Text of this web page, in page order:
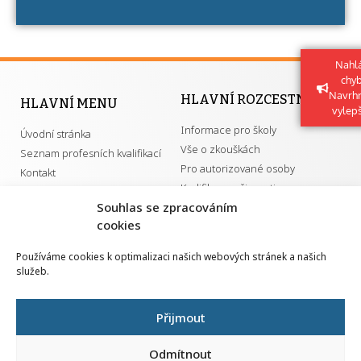
Souhlas se zpracováním
cookies
Používáme cookies k optimalizaci našich webových stránek a našich
služeb.
Přijmout
Odmítnout
HLAVNÍ MENU
Úvodní stránka
Seznam profesních kvalifikací
Kontakt
HLAVNÍ ROZCESTNÍK
Informace pro školy
Vše o zkouškách
Pro autorizované osoby
Kvalifikace a živnosti
GDPR
Národní pedagogický institut ČR
Senovážné náměstí 25
110 00 Praha 1